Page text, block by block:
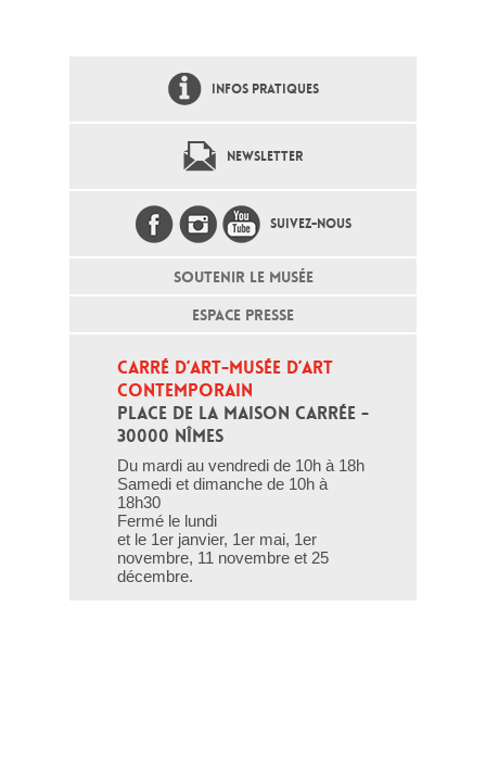
INFOS PRATIQUES
NEWSLETTER
SUIVEZ-NOUS
SOUTENIR LE MUSÉE
ESPACE PRESSE
CARRÉ D’ART-MUSÉE D’ART
CONTEMPORAIN
PLACE DE LA MAISON CARRÉE -
30000 NÎMES
Du mardi au vendredi de 10h à 18h
Samedi et dimanche de 10h à
18h30
Fermé le lundi
et le 1er janvier, 1er mai, 1er
novembre, 11 novembre et 25
décembre.